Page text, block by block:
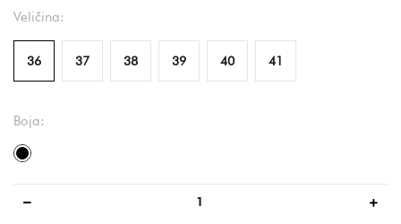
Veličina:
36 37 38 39 40 41
Boja:
crna